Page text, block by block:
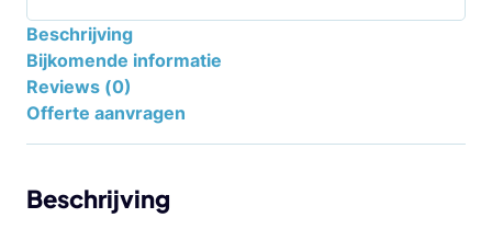
Beschrijving
Bijkomende informatie
Reviews (0)
Offerte aanvragen
Beschrijving